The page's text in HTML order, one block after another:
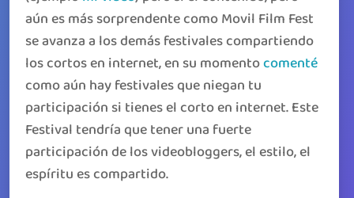
aún es más sorprendente como Movil Film Fest
se avanza a los demás festivales compartiendo
los cortos en internet, en su momentocomenté
como aún hay festivales que niegan tu
participación si tienes el corto en internet. Este
Festival tendría que tener una fuerte
participación de los videobloggers, el estilo, el
espíritu es compartido.